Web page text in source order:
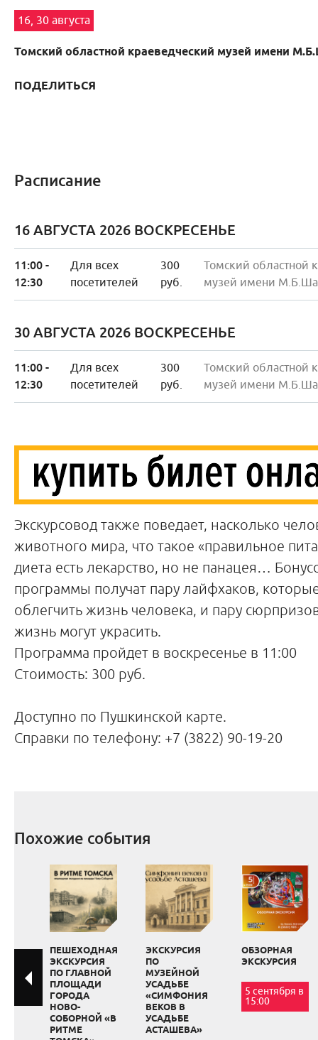
16, 30 августа
Томский областной краеведческий музей имени
ПОДЕЛИТЬСЯ
Расписание
16 АВГУСТА 2026 ВОСКРЕСЕНЬЕ
11:00 -
12:30
Для всех
посетителей
300
руб.
Томский областной
музей имени
30 АВГУСТА 2026 ВОСКРЕСЕНЬЕ
11:00 -
12:30
Для всех
посетителей
300
руб.
Томский областной
музей имени
Экскурсовод также поведает, насколько
животного мира, что такое «правильное
диета есть лекарство, но не панацея…
программы получат пару лайфхаков,
облегчить жизнь человека, и пару
жизнь могут украсить.
Программа пройдет в воскресенье в 11:00
Стоимость: 300 руб.
Доступно по Пушкинской карте.
Справки по телефону: +7 (3822) 90-19-20
Похожие события
ПЕШЕХОДНАЯ
ЭКСКУРСИЯ
ПО ГЛАВНОЙ
ПЛОЩАДИ
ГОРОДА
НОВО-
СОБОРНОЙ «В
РИТМЕ
ЭКСКУРСИЯ
ПО
МУЗЕЙНОЙ
УСАДЬБЕ
«СИМФОНИЯ
ВЕКОВ В
УСАДЬБЕ
АСТАШЕВА»
ОБЗОРНАЯ
ЭКСКУРСИЯ
5 сентября в
15:00